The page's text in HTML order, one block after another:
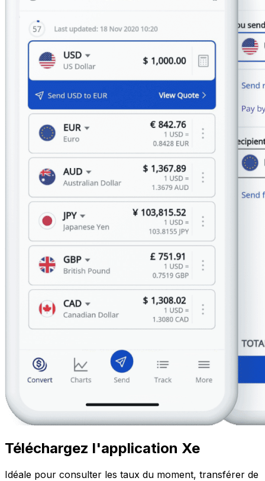
Téléchargez l'application Xe
Idéale pour consulter les taux du moment, transférer de